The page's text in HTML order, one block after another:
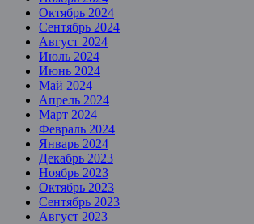
Октябрь 2024
Сентябрь 2024
Август 2024
Июль 2024
Июнь 2024
Май 2024
Апрель 2024
Март 2024
Февраль 2024
Январь 2024
Декабрь 2023
Ноябрь 2023
Октябрь 2023
Сентябрь 2023
Август 2023